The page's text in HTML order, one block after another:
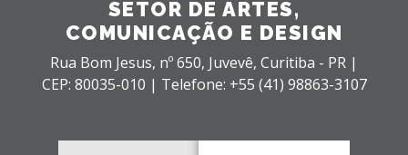
SETOR DE ARTES,
COMUNICAÇÃO E DESIGN
Rua Bom Jesus, nº 650, Juvevê, Curitiba - PR |
CEP: 80035-010 | Telefone: +55 (41) 98863-3107